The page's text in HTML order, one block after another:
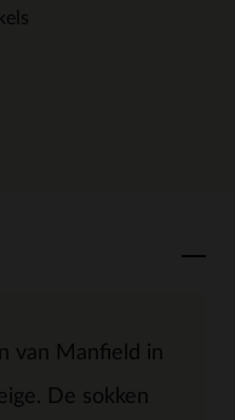
van Manfield in
De sokken